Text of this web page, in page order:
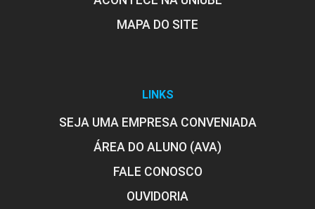
MAPA DO SITE
LINKS
SEJA UMA EMPRESA CONVENIADA
ÁREA DO ALUNO (AVA)
FALE CONOSCO
OUVIDORIA